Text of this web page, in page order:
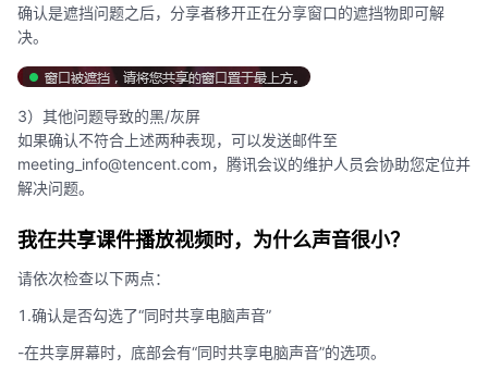
确认是遮挡问题之后，分享者移开正在分享窗口的遮挡物即可解
决。
3）其他问题导致的黑/灰屏
如果确认不符合上述两种表现，可以发送邮件至
meeting_info@tencent.com，腾讯会议的维护人员会协助您定位并
解决问题。
我在共享课件播放视频时，为什么声音很小？
请依次检查以下两点：
1.确认是否勾选了“同时共享电脑声音”
-在共享屏幕时，底部会有“同时共享电脑声音”的选项。